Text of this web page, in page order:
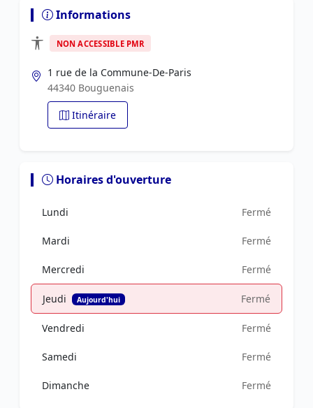
Informations
NON ACCESSIBLE PMR
1 rue de la Commune-De-Paris
44340 Bouguenais
Itinéraire
Horaires d'ouverture
Lundi Fermé
Mardi Fermé
Mercredi Fermé
Jeudi Aujourd'hui Fermé
Vendredi Fermé
Samedi Fermé
Dimanche Fermé